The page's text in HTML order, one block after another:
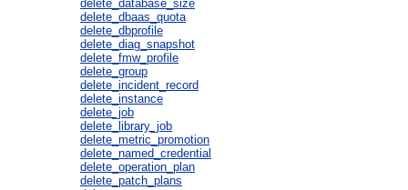
delete_database_size
delete_dbaas_quota
delete_dbprofile
delete_diag_snapshot
delete_fmw_profile
delete_group
delete_incident_record
delete_instance
delete_job
delete_library_job
delete_metric_promotion
delete_named_credential
delete_operation_plan
delete_patch_plans